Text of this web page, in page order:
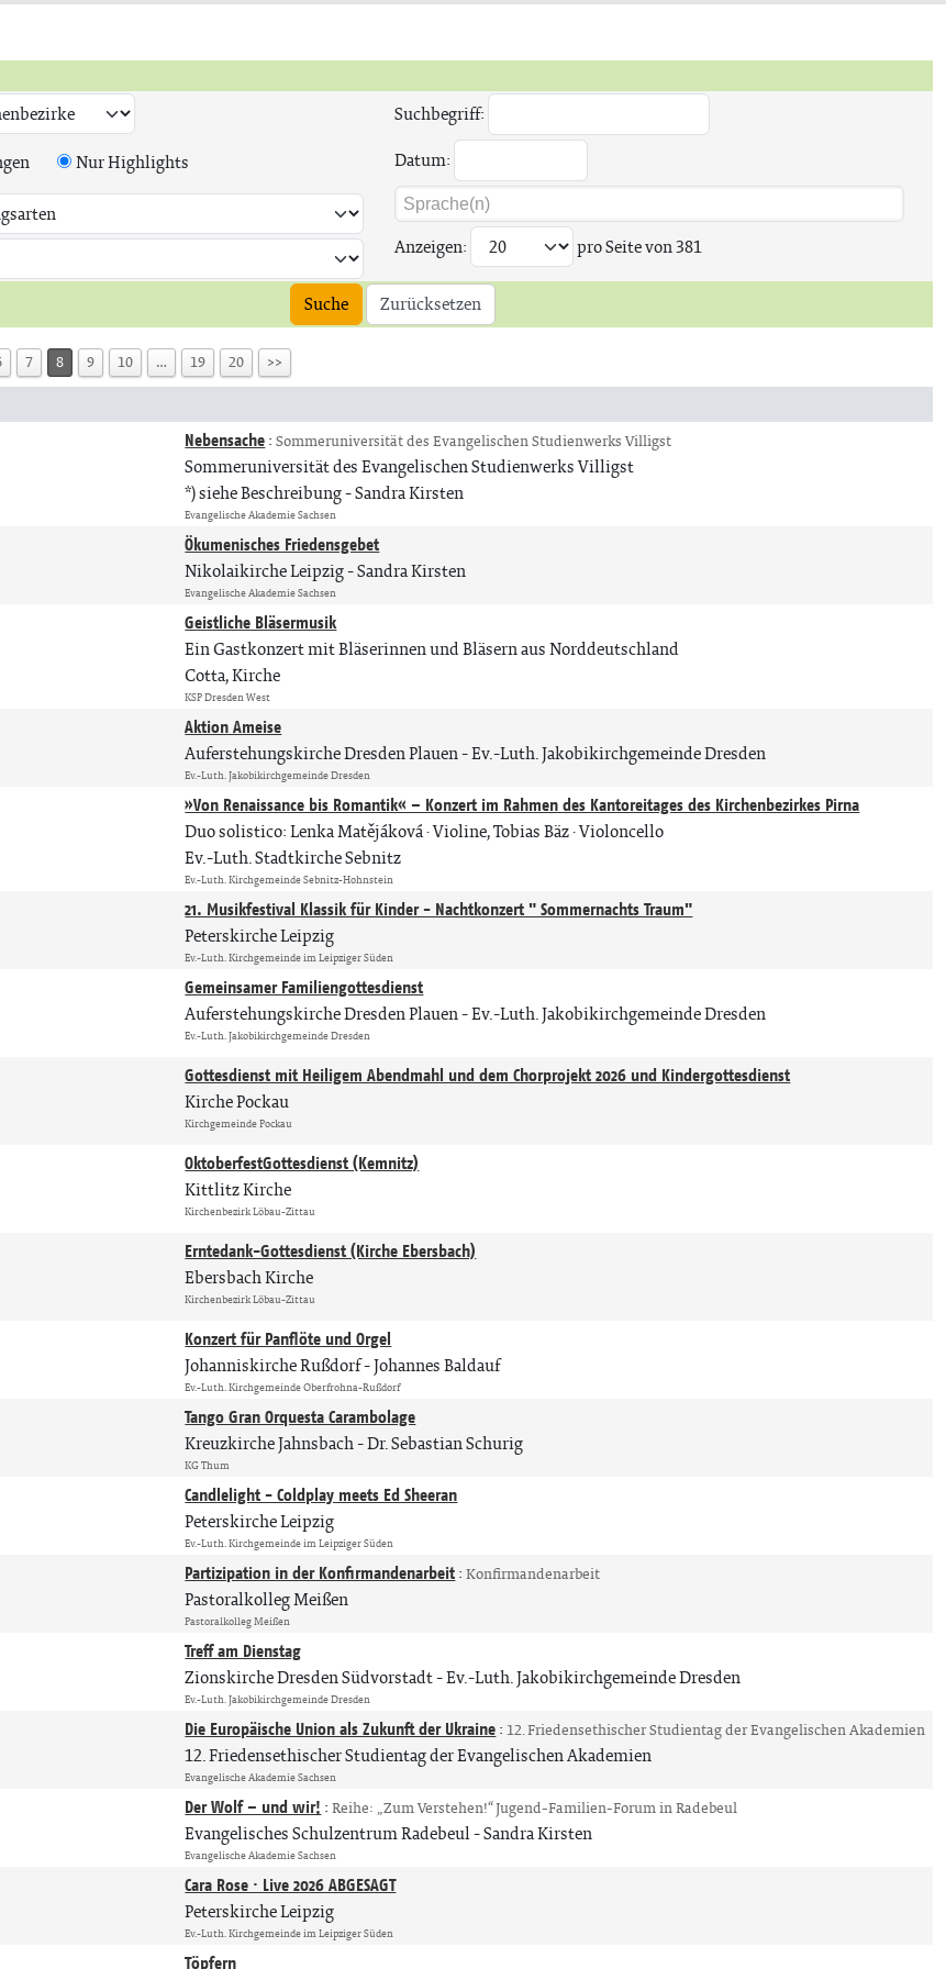
Suchbegriff:
Nur Highlights Datum:
Anzeigen: pro Seite von381
Suche Zurücksetzen
7 8 9 10 … 19 20 >>
Nebensache:Sommeruniversität des Evangelischen Studienwerks Villigst
Sommeruniversität des Evangelischen Studienwerks Villigst
*) siehe Beschreibung Sandra Kirsten
Evangelische Akademie Sachsen
Ökumenisches Friedensgebet
Nikolaikirche Leipzig Sandra Kirsten
Evangelische Akademie Sachsen
Geistliche Bläsermusik
Ein Gastkonzert mit Bläserinnen und Bläsern aus Norddeutschland
Cotta, Kirche
KSP Dresden West
Aktion Ameise
Auferstehungskirche Dresden Plauen Ev.-Luth. Jakobikirchgemeinde Dresden
Ev.-Luth. Jakobikirchgemeinde Dresden
»Von Renaissance bis Romantik« – Konzert im Rahmen des Kantoreitages des Kirchenbezirkes Pirna
Duo solistico: Lenka Matějáková · Violine, Tobias Bäz · Violoncello
Ev.-Luth. Stadtkirche Sebnitz
Ev.-Luth. Kirchgemeinde Sebnitz-Hohnstein
21. Musikfestival Klassik für Kinder - Nachtkonzert " Sommernachts Traum"
Peterskirche Leipzig
Ev.-Luth. Kirchgemeinde im Leipziger Süden
Gemeinsamer Familiengottesdienst
Auferstehungskirche Dresden Plauen Ev.-Luth. Jakobikirchgemeinde Dresden
Ev.-Luth. Jakobikirchgemeinde Dresden
Gottesdienst mit Heiligem Abendmahl und dem Chorprojekt 2026 und Kindergottesdienst
Kirche Pockau
Kirchgemeinde Pockau
OktoberfestGottesdienst (Kemnitz)
Kittlitz Kirche
Kirchenbezirk Löbau-Zittau
Erntedank-Gottesdienst (Kirche Ebersbach)
Ebersbach Kirche
Kirchenbezirk Löbau-Zittau
Konzert für Panflöte und Orgel
Johanniskirche Rußdorf Johannes Baldauf
Ev.-Luth. Kirchgemeinde Oberfrohna-Rußdorf
Tango Gran Orquesta Carambolage
Kreuzkirche Jahnsbach Dr. Sebastian Schurig
KG Thum
Candlelight - Coldplay meets Ed Sheeran
Peterskirche Leipzig
Ev.-Luth. Kirchgemeinde im Leipziger Süden
Partizipation in der Konfirmandenarbeit:Konfirmandenarbeit
Pastoralkolleg Meißen
Pastoralkolleg Meißen
Treff am Dienstag
Zionskirche Dresden Südvorstadt Ev.-Luth. Jakobikirchgemeinde Dresden
Ev.-Luth. Jakobikirchgemeinde Dresden
Die Europäische Union als Zukunft der Ukraine:12. Friedensethischer Studientag der Evangelischen Akademien
12. Friedensethischer Studientag der Evangelischen Akademien
Evangelische Akademie Sachsen
Der Wolf – und wir! :Reihe: „Zum Verstehen!“ Jugend-Familien-Forum in Radebeul
Evangelisches Schulzentrum Radebeul Sandra Kirsten
Evangelische Akademie Sachsen
Cara Rose · Live 2026 ABGESAGT
Peterskirche Leipzig
Ev.-Luth. Kirchgemeinde im Leipziger Süden
Töpfern